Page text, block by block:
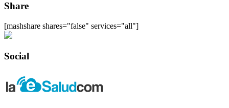
Share
[mashshare shares="false" services="all"]
Social